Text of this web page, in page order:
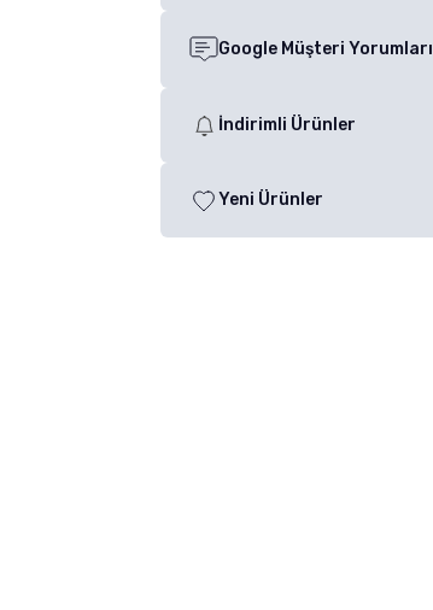
Google Müşteri Yorumları
İndirimli Ürünler
Yeni Ürünler